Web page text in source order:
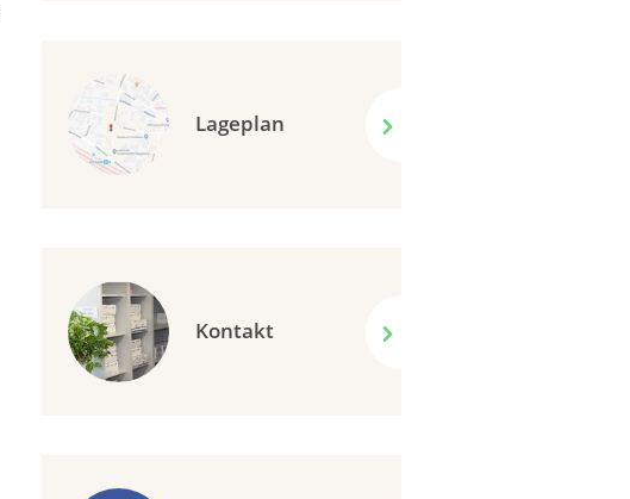
Lageplan
Kontakt